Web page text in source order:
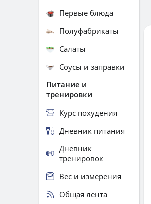
Первые блюда
Полуфабрикаты
Салаты
Соусы и заправки
Питание и
тренировки
Курс похудения
Дневник питания
Дневник
тренировок
Вес и измерения
Общая лента